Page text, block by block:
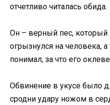
отчетливо читалась обида.
Он – верный пес, который
огрызнулся на человека,
понимал, за что его
Обвинение в укусе было
сродни удару ножом в